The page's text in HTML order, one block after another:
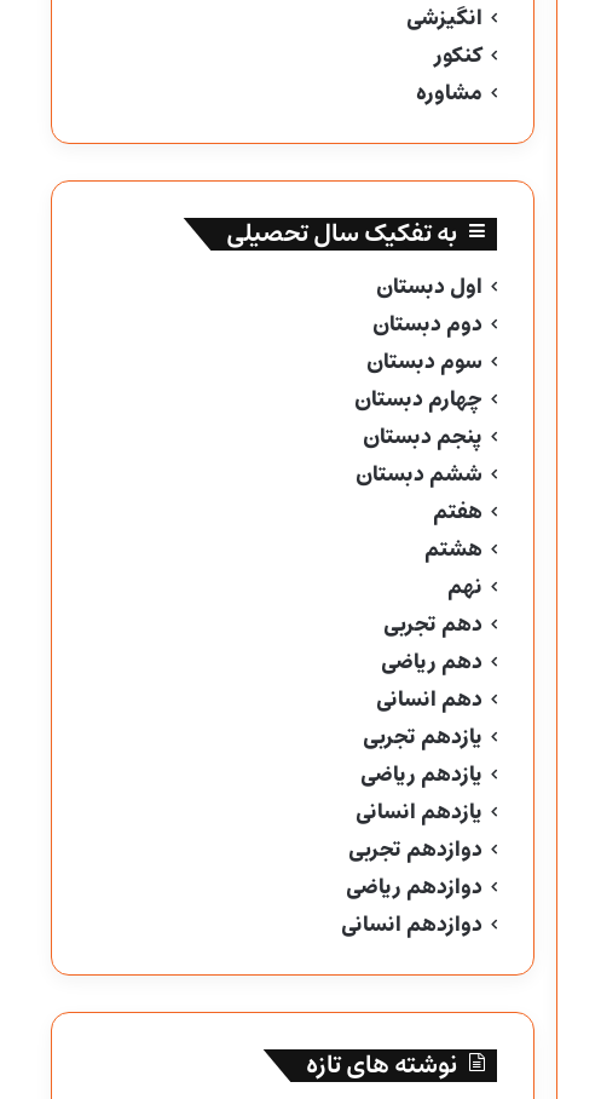
انگیزشی
کنکور
مشاوره
به تفکیک سال تحصیلی
اول دبستان
دوم دبستان
سوم دبستان
چهارم دبستان
پنجم دبستان
ششم دبستان
هفتم
هشتم
نهم
دهم تجربی
دهم ریاضی
دهم انسانی
یازدهم تجربی
یازدهم ریاضی
یازدهم انسانی
دوازدهم تجربی
دوازدهم ریاضی
دوازدهم انسانی
نوشته های تازه